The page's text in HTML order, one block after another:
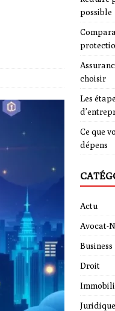
possible
choisir
Les
Ce que
dépens
Actu
Avocat-
Business
Droit
Juridique